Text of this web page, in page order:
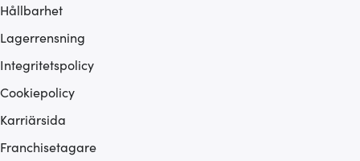
Hållbarhet
Lagerrensning
Integritetspolicy
Cookiepolicy
Karriärsida
Franchisetagare